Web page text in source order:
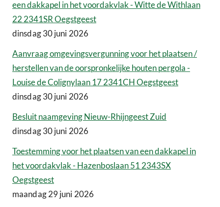
een dakkapel in het voordakvlak - Witte de Withlaan
22 2341SR Oegstgeest
dinsdag 30 juni 2026
Aanvraag omgevingsvergunning voor het plaatsen /
herstellen van de oorspronkelijke houten pergola -
Louise de Colignylaan 17 2341CH Oegstgeest
dinsdag 30 juni 2026
Besluit naamgeving Nieuw-Rhijngeest Zuid
dinsdag 30 juni 2026
Toestemming voor het plaatsen van een dakkapel in
het voordakvlak - Hazenboslaan 51 2343SX
Oegstgeest
maandag 29 juni 2026